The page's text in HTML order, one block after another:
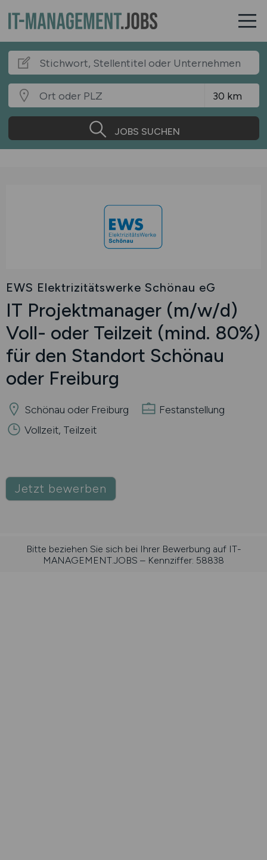
JOBS SUCHEN
EWS Elektrizitätswerke Schönau eG
IT Projektmanager (m/w/d)
Voll- oder Teilzeit (mind. 80%)
für den Standort Schönau
oder Freiburg
Schönau oder Freiburg
Festanstellung
Vollzeit, Teilzeit
Jetzt bewerben
Bitte beziehen Sie sich bei Ihrer Bewerbung auf IT-
MANAGEMENT.JOBS – Kennziffer: 58838